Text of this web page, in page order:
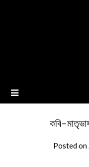
কবি-
Posted on